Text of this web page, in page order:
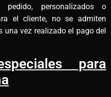
pedido, personalizados o
el cliente, no se admiten
una vez realizado el pago del
para